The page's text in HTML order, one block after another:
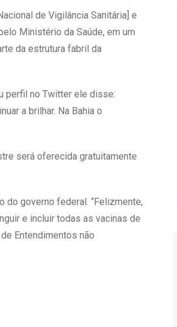
de Vigilância Sanitária] e
Ministério da Saúde, em um
da estrutura fabril da
perfil no Twitter ele disse:
a brilhar. Na Bahia o
será oferecida gratuitamente
do governo federal. “Felizmente,
e incluir todas as vacinas de
Entendimentos não